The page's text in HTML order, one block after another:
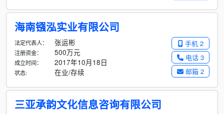
海南镪泓实业有限公司
手机 2
电话 3
邮箱 2
法定代表人： 张运彬
注册资金： 500万元
成立时间： 2017年10月18日
状态: 在业/存续
三亚承韵文化信息咨询有限公司